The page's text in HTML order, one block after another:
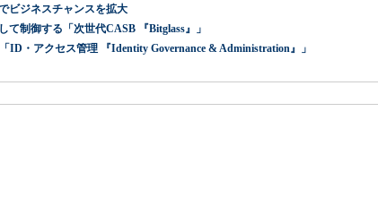
ビジネスチャンスを拡大
制御する「次世代CASB 『Bitglass』」
ID・アクセス管理 『Identity Governance & Administration』」